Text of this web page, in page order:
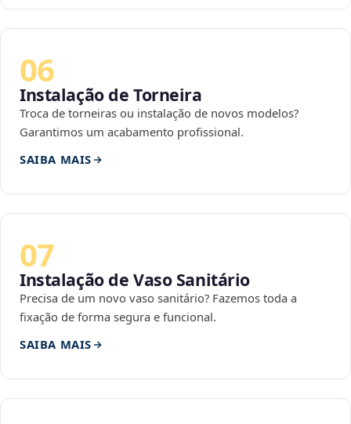
06
Instalação de Torneira
Troca de torneiras ou instalação de novos modelos?
Garantimos um acabamento profissional.
SAIBA MAIS
07
Instalação de Vaso Sanitário
Precisa de um novo vaso sanitário? Fazemos toda a
fixação de forma segura e funcional.
SAIBA MAIS